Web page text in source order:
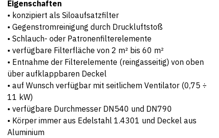
Eigenschaften
• konzipiert als Siloaufsatzfilter
• Gegenstromreinigung durch Druckluftstoß
• Schlauch- oder Patronenfilterelemente
• verfügbare Filterfläche von 2 m² bis 60 m²
• Entnahme der Filterelemente (reingasseitig) von oben
über aufklappbaren Deckel
• auf Wunsch verfügbar mit seitlichem Ventilator (0,75 ÷
11 kW)
• verfügbare Durchmesser DN540 und DN790
• Körper immer aus Edelstahl 1.4301 und Deckel aus
Aluminium